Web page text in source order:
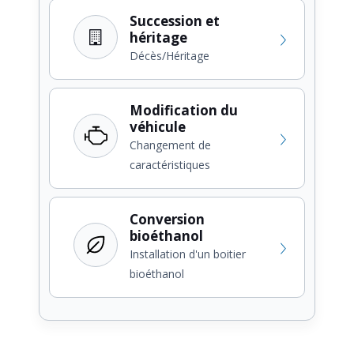
Succession et
héritage
Décès/Héritage
Modification du
véhicule
Changement de
caractéristiques
Conversion
bioéthanol
Installation d'un boitier
bioéthanol